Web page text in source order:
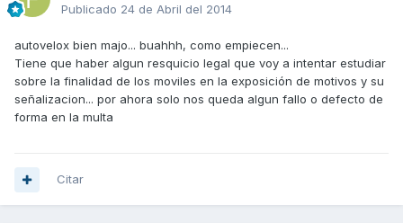
Publicado 24 de Abril del 2014
autovelox bien majo... buahhh, como empiecen...
Tiene que haber algun resquicio legal que voy a intentar estudiar
sobre la finalidad de los moviles en la exposición de motivos y su
señalizacion... por ahora solo nos queda algun fallo o defecto de
forma en la multa
Citar